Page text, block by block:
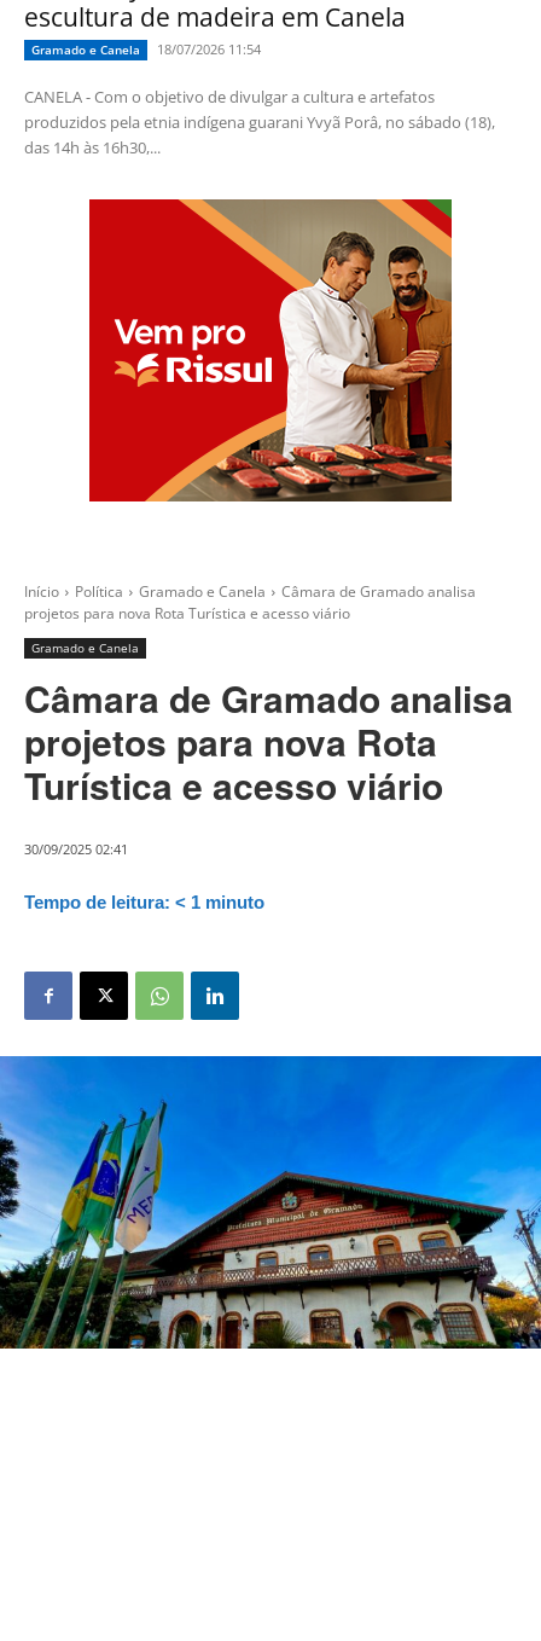
escultura de madeira em Canela
Gramado e Canela 18/07/2026 11:54
CANELA - Com o objetivo de divulgar a cultura e artefatos
produzidos pela etnia indígena guarani Yvyã Porâ, no sábado (18),
das 14h às 16h30,...